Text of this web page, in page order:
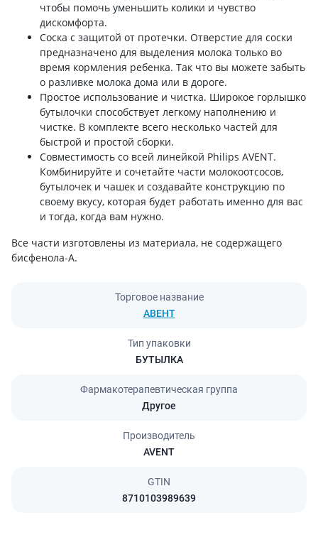
чтобы помочь уменьшить колики и чувство
дискомфорта.
Соска с защитой от протечки. Отверстие для соски
предназначено для выделения молока только во
время кормления ребенка. Так что вы можете забыть
о разливке молока дома или в дороге.
Простое использование и чистка. Широкое горлышко
бутылочки способствует легкому наполнению и
чистке. В комплекте всего несколько частей для
быстрой и простой сборки.
Совместимость со всей линейкой Philips AVENT.
Комбинируйте и сочетайте части молокоотсосов,
бутылочек и чашек и создавайте конструкцию по
своему вкусу, которая будет работать именно для вас
и тогда, когда вам нужно.
Все части изготовлены из материала, не содержащего
бисфенола-А.
Торговое название
АВЕНТ
Тип упаковки
БУТЫЛКА
Фармакотерапевтическая группа
Другое
Производитель
AVENT
GTIN
8710103989639